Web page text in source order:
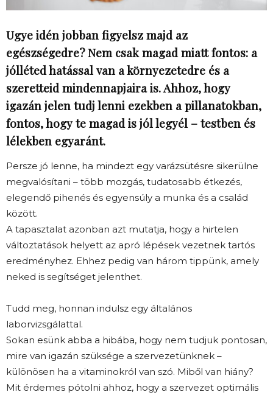
Ugye idén jobban figyelsz majd az
egészségedre? Nem csak magad miatt fontos: a
jólléted hatással van a környezetedre és a
szeretteid mindennapjaira is. Ahhoz, hogy
igazán jelen tudj lenni ezekben a pillanatokban,
fontos, hogy te magad is jól legyél – testben és
lélekben egyaránt.
Persze jó lenne, ha mindezt egy varázsütésre sikerülne
megvalósítani – több mozgás, tudatosabb étkezés,
elegendő pihenés és egyensúly a munka és a család
között.
A tapasztalat azonban azt mutatja, hogy a hirtelen
változtatások helyett az apró lépések vezetnek tartós
eredményhez. Ehhez pedig van három tippünk, amely
neked is segítséget jelenthet.
Tudd meg, honnan indulsz egy általános
laborvizsgálattal.
Sokan esünk abba a hibába, hogy nem tudjuk pontosan,
mire van igazán szüksége a szervezetünknek –
különösen ha a vitaminokról van szó. Miből van hiány?
Mit érdemes pótolni ahhoz, hogy a szervezet optimális